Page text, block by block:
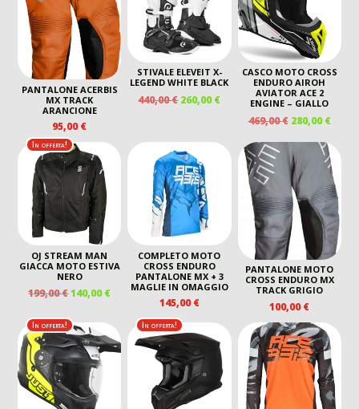
PANTALONE ACERBIS
MX TRACK
ARANCIONE
95,00€
STIVALE ELEVEIT X-
LEGEND WHITE BLACK
440,00€ IL
ERA:
440,00 €.
260,00€IL
ATTUALE
È:
260,00 €.
CASCO MOTO CROSS
ENDURO AIROH
AVIATOR ACE 2
ENGINE – GIALLO
469,00€ IL
ORIGINALE
ERA:
469,00 €.
280,00€IL
È:
In offerta!
OJ STREAM MAN
GIACCA MOTO ESTIVA
NERO
199,00€IL
ORIGINALE
ERA:
199,00 €.
140,00€IL
ATTUALE
È:
140,00 €.
COMPLETO MOTO
CROSS ENDURO
PANTALONE MX + 3
MAGLIE IN OMAGGIO
145,00€
PANTALONE MOTO
CROSS ENDURO MX
TRACK GRIGIO
100,00€
In offerta! In offerta!